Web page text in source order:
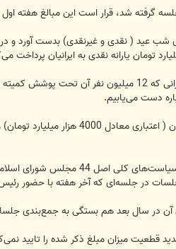
شد، قرار است این مبالغ هفته اول
دست می‌یابیم.
در همین ارتباط فولادگر رئیس
در جلسه‌ای که آخر هفته با حضور
آن در سال بعد هم بستگی به جمع‌بندی
قطعیت میزان مبلغ ذکر شده را تایید